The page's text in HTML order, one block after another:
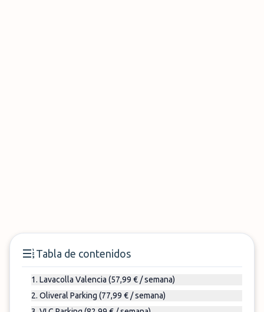
Tabla de contenidos
1. Lavacolla Valencia (57,99 € / semana)
2. Oliveral Parking (77,99 € / semana)